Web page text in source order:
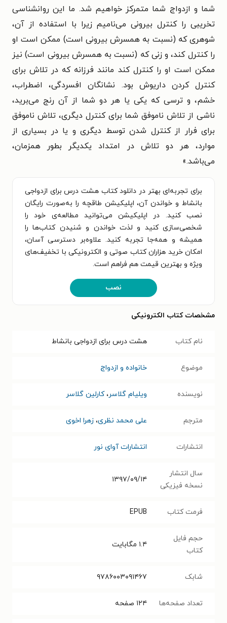
شما و ازدواج شما متمرکز خواهیم شد. ما این روانشناسی
تخریبی را کنترل بیرونی می‌نامیم زیرا با استفاده از آن،
شوهری که (نسبت به همسرش بیرونی است) ممکن است او
را کنترل کند، و زنی که (نسبت به همسرش بیرونی است) نیز
ممکن است او را کنترل کند مانند فرزانه که در تلاش برای
کنترل کردن داریوش بود. نشانگان افسردگی، اضطراب،
خشم، و ترسی که یکی یا هر دو شما از آن رنج می‌برید،
ناشی از تلاش ناموفق شما برای کنترل دیگری، تلاش ناموفق
برای فرار از کنترل شدن توسط دیگری و یا در بسیاری از
موارد، هر دو تلاش در امتداد یکدیگر بطور همزمان،
می‌باشد.»
برای تجربه‌ای بهتر در دانلود کتاب هشت درس برای ازدواجی
بانشاط و خواندن آن، اپلیکیشن طاقچه را به‌صورت رایگان
نصب کنید. در اپلیکیشن می‌توانید مطالعه‌ی خود را
شخصی‌سازی کنید و لذت خواندن و شنیدن کتاب‌ها را
همیشه و همه‌جا تجربه کنید. علاوه‌بر دسترسی آسان،
امکان خرید هزاران کتاب صوتی و الکترونیکی با تخفیف‌های
ویژه و بهترین قیمت هم فراهم است.
نصب
مشخصات کتاب الکترونیکی
نام کتاب هشت درس برای ازدواجی بانشاط
موضوع خانواده و ازدواج
نویسنده ویلیام گلاسر،کارلین گلاسر
مترجم علی محمد نظری، زهرا اخوی
انتشارات انتشارات آوای نور
سال انتشار
نسخه فیزیکی
۱۳۹۷/۰۹/۱۴
فرمت کتاب EPUB
حجم فایل
کتاب
۱.۴ مگابایت
شابک ۹۷۸۶۰۰۳۰۹۱۴۶۷
تعداد صفحه‌ها ۱۲۴ صفحه